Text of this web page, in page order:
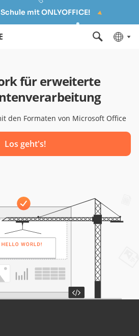
mit ONLYOFFICE!
für erweiterte
den Formaten von Microsoft Office
Los geht's!